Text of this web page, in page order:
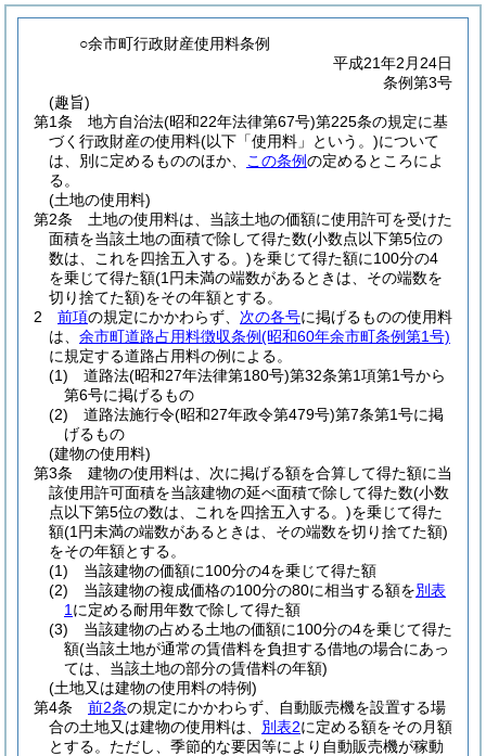
○余市町行政財産使用料条例
平成21年2月24日
条例第3号
(趣旨)
第1条
地方自治法(昭和22年法律第67号)第225条の規定に基
づく行政財産の使用料(以下「使用料」という。)について
は、別に定めるもののほか、
この条例の定めるところによ
る。
(土地の使用料)
第2条
土地の使用料は、当該土地の価額に使用許可を受けた
面積を当該土地の面積で除して得た数(小数点以下第5位の
数は、これを四捨五入する。)を乗じて得た額に100分の4
を乗じて得た額(1円未満の端数があるときは、その端数を
切り捨てた額)をその年額とする。
2
前項の規定にかかわらず、 次の各号に掲げるものの使用料
は、 余市町道路占用料徴収条例(昭和60年余市町条例第1号)
に規定する道路占用料の例による。
(1)
道路法(昭和27年法律第180号)第32条第1項第1号から
第6号に掲げるもの
(2)
道路法施行令(昭和27年政令第479号)第7条第1号に掲
げるもの
(建物の使用料)
第3条
建物の使用料は、次に掲げる額を合算して得た額に当
該使用許可面積を当該建物の延べ面積で除して得た数(小数
点以下第5位の数は、これを四捨五入する。)を乗じて得た
額(1円未満の端数があるときは、その端数を切り捨てた額)
をその年額とする。
(1)
当該建物の価額に100分の4を乗じて得た額
(2)
当該建物の複成価格の100分の80に相当する額を別表
1 に定める耐用年数で除して得た額
(3)
当該建物の占める土地の価額に100分の4を乗じて得た
額(当該土地が通常の賃借料を負担する借地の場合にあっ
ては、当該土地の部分の賃借料の年額)
(土地又は建物の使用料の特例)
第4条
前2条の規定にかかわらず、自動販売機を設置する場
合の土地又は建物の使用料は、 別表2に定める額をその月額
とする。 ただし、季節的な要因等により自動販売機が稼動